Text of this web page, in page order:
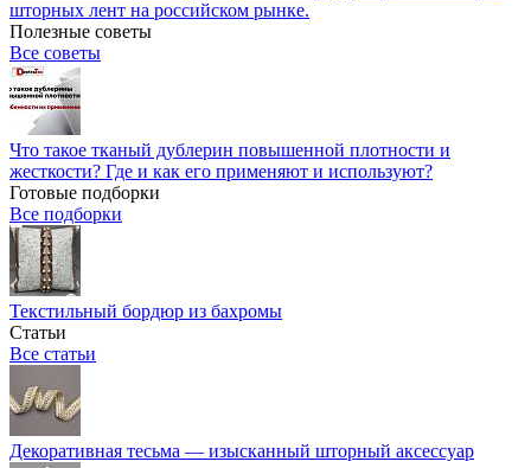
шторных лент на российском рынке.
Полезные советы
Все советы
Что такое тканый дублерин повышенной плотности и
жесткости? Где и как его применяют и используют?
Готовые подборки
Все подборки
Текстильный бордюр из бахромы
Статьи
Все статьи
Декоративная тесьма — изысканный шторный аксессуар